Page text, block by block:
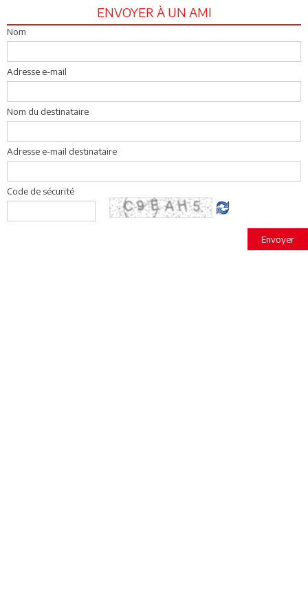
ENVOYER À UN AMI
Nom
Adresse e-mail
Nom du destinataire
Adresse e-mail destinataire
Code de sécurité
Envoyer